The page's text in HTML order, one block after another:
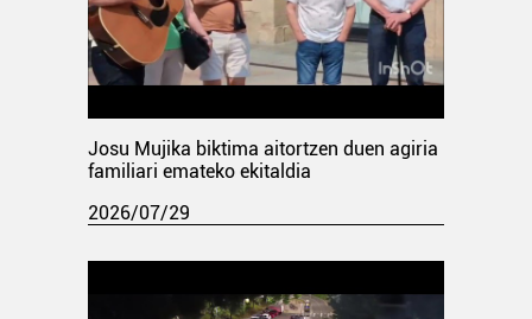
Josu Mujika biktima aitortzen duen agiria
familiari emateko ekitaldia
2026/07/29